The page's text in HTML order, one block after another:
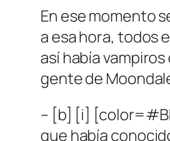
En ese momento
a esa hora, todos
así había
gente de
– [b] [i]
que había